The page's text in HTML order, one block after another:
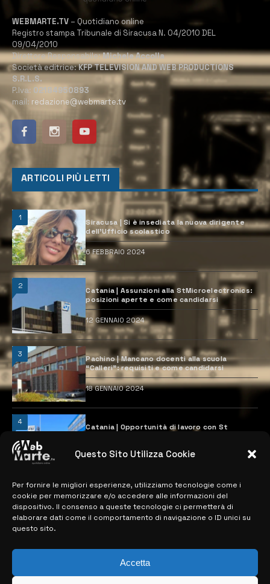
Questo Sito Utilizza Cookie
Per fornire le migliori esperienze, utilizziamo tecnologie come i
cookie per memorizzare e/o accedere alle informazioni del
dispositivo. Il consenso a queste tecnologie ci permetterà di
elaborare dati come il comportamento di navigazione o ID unici su
questo sito.
Accetta
WEBMARTE.TV – Quotidiano online
Registro stampa Tribunale di Siracusa N. 04/2010 DEL
09/04/2010
Direttore Responsabile:Michele Accolla
Società editrice:KFP TELEVISION AND WEB PRODUCTIONS
S.R.L.S.
P.Iva: 02184950893
mail: redazione@webmarte.tv
ARTICOLI PIÙ LETTI
1
Siracusa | Si è insediata la nuova dirigente
dell’Ufficio scolastico
6 FEBBRAIO 2024
2
Catania | Assunzioni alla StMicroelectronics:
posizioni aperte e come candidarsi
12 GENNAIO 2024
3
Pachino | Mancano docenti alla scuola
“Calleri”: requisiti e come candidarsi
18 GENNAIO 2024
4
Catania | Opportunità di lavoro con St
28 MARZO 2024
MAPPA DEL SITO
> NOTIZIE
> CONTATTI